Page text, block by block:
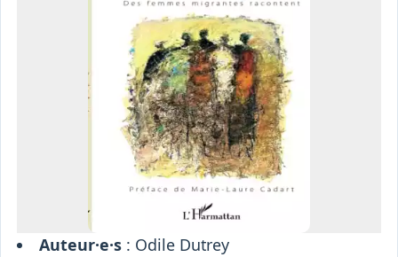
Auteur·e·s: Odile Dutrey